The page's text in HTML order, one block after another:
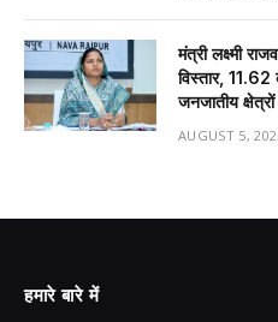
मंत्री लक्ष्मी
विस्तार,
जनजातीय
AUGUST 5,
हमारे बारे में